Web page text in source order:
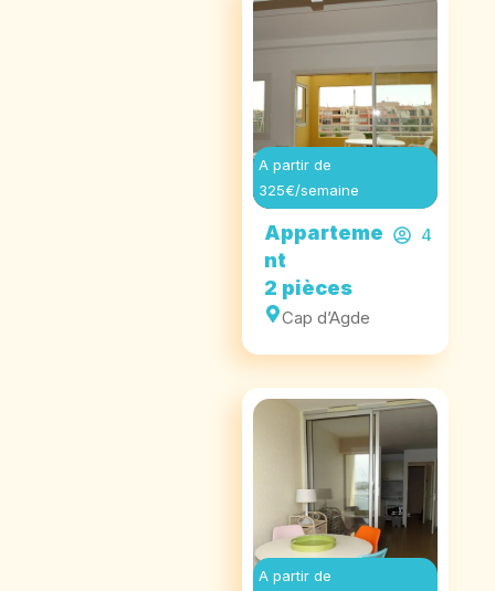
A partir de
325€/semaine
Apparteme
nt
2 pièces
Cap d’Agde
4
A partir de